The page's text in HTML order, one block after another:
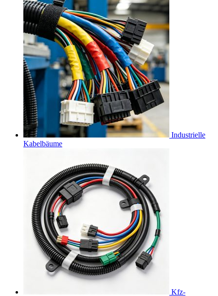
Industrielle
Kabelbäume
Kfz-